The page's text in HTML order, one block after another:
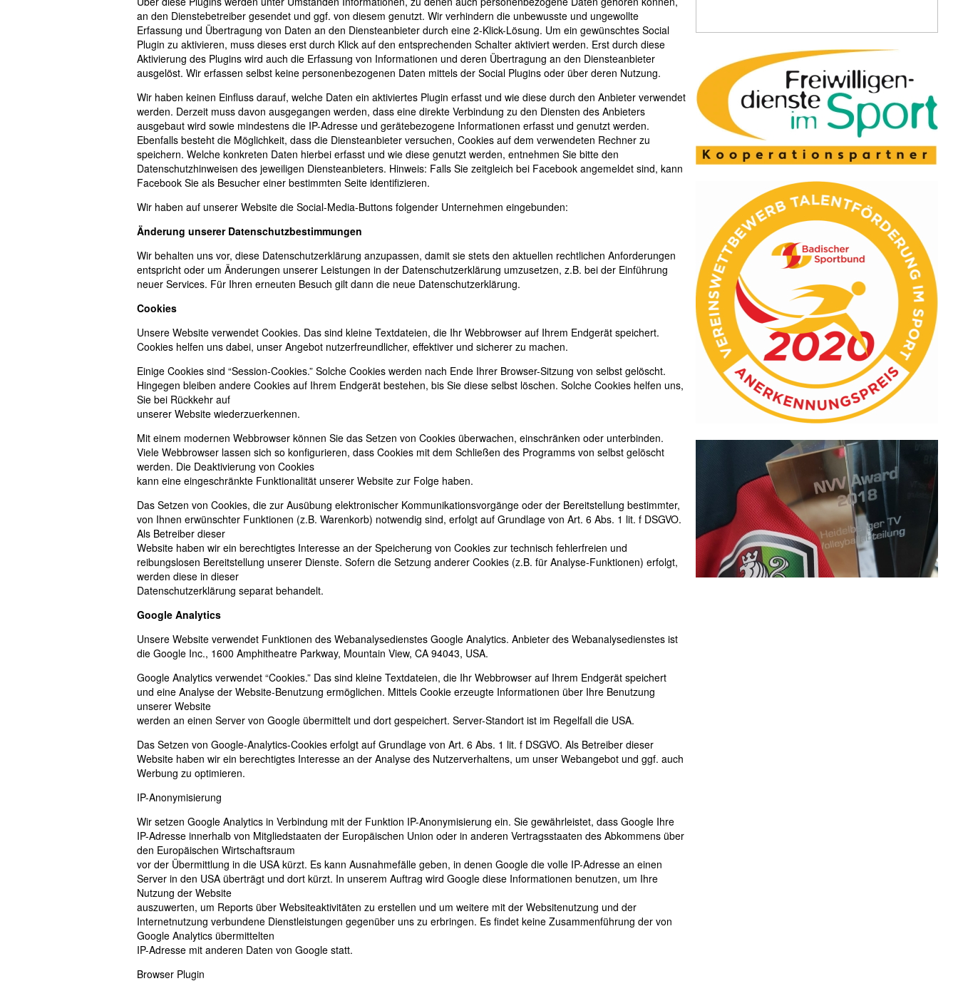
an den Dienstebetreiber gesendet und ggf. von diesem genutzt. Wir verhindern die unbewusste und ungewollte
Erfassung und Übertragung von Daten an den Diensteanbieter durch eine 2-Klick-Lösung. Um ein gewünschtes Social
Plugin zu aktivieren, muss dieses erst durch Klick auf den entsprechenden Schalter aktiviert werden. Erst durch diese
Aktivierung des Plugins wird auch die Erfassung von Informationen und deren Übertragung an den Diensteanbieter
ausgelöst. Wir erfassen selbst keine personenbezogenen Daten mittels der Social Plugins oder über deren Nutzung.
Wir haben keinen Einfluss darauf, welche Daten ein aktiviertes Plugin erfasst und wie diese durch den Anbieter verwendet
werden. Derzeit muss davon ausgegangen werden, dass eine direkte Verbindung zu den Diensten des Anbieters
ausgebaut wird sowie mindestens die IP-Adresse und gerätebezogene Informationen erfasst und genutzt werden.
Ebenfalls besteht die Möglichkeit, dass die Diensteanbieter versuchen, Cookies auf dem verwendeten Rechner zu
speichern. Welche konkreten Daten hierbei erfasst und wie diese genutzt werden, entnehmen Sie bitte den
Datenschutzhinweisen des jeweiligen Diensteanbieters. Hinweis: Falls Sie zeitgleich bei Facebook angemeldet sind, kann
Facebook Sie als Besucher einer bestimmten Seite identifizieren.
Wir haben auf unserer Website die Social-Media-Buttons folgender Unternehmen eingebunden:
Änderung unserer Datenschutzbestimmungen
Wir behalten uns vor, diese Datenschutzerklärung anzupassen, damit sie stets den aktuellen rechtlichen Anforderungen
entspricht oder um Änderungen unserer Leistungen in der Datenschutzerklärung umzusetzen, z.B. bei der Einführung
neuer Services. Für Ihren erneuten Besuch gilt dann die neue Datenschutzerklärung.
Cookies
Unsere Website verwendet Cookies. Das sind kleine Textdateien, die Ihr Webbrowser auf Ihrem Endgerät speichert.
Cookies helfen uns dabei, unser Angebot nutzerfreundlicher, effektiver und sicherer zu machen.
Einige Cookies sind “Session-Cookies.” Solche Cookies werden nach Ende Ihrer Browser-Sitzung von selbst gelöscht.
Hingegen bleiben andere Cookies auf Ihrem Endgerät bestehen, bis Sie diese selbst löschen. Solche Cookies helfen uns,
Sie bei Rückkehr auf
unserer Website wiederzuerkennen.
Mit einem modernen Webbrowser können Sie das Setzen von Cookies überwachen, einschränken oder unterbinden.
Viele Webbrowser lassen sich so konfigurieren, dass Cookies mit dem Schließen des Programms von selbst gelöscht
werden. Die Deaktivierung von Cookies
kann eine eingeschränkte Funktionalität unserer Website zur Folge haben.
Das Setzen von Cookies, die zur Ausübung elektronischer Kommunikationsvorgänge oder der Bereitstellung bestimmter,
von Ihnen erwünschter Funktionen (z.B. Warenkorb) notwendig sind, erfolgt auf Grundlage von Art. 6 Abs. 1 lit. f DSGVO.
Als Betreiber dieser
Website haben wir ein berechtigtes Interesse an der Speicherung von Cookies zur technisch fehlerfreien und
reibungslosen Bereitstellung unserer Dienste. Sofern die Setzung anderer Cookies (z.B. für Analyse-Funktionen) erfolgt,
werden diese in dieser
Datenschutzerklärung separat behandelt.
Google Analytics
Unsere Website verwendet Funktionen des Webanalysedienstes Google Analytics. Anbieter des Webanalysedienstes ist
die Google Inc., 1600 Amphitheatre Parkway, Mountain View, CA 94043, USA.
Google Analytics verwendet “Cookies.” Das sind kleine Textdateien, die Ihr Webbrowser auf Ihrem Endgerät speichert
und eine Analyse der Website-Benutzung ermöglichen. Mittels Cookie erzeugte Informationen über Ihre Benutzung
unserer Website
werden an einen Server von Google übermittelt und dort gespeichert. Server-Standort ist im Regelfall die USA.
Das Setzen von Google-Analytics-Cookies erfolgt auf Grundlage von Art. 6 Abs. 1 lit. f DSGVO. Als Betreiber dieser
Website haben wir ein berechtigtes Interesse an der Analyse des Nutzerverhaltens, um unser Webangebot und ggf. auch
Werbung zu optimieren.
IP-Anonymisierung
Wir setzen Google Analytics in Verbindung mit der Funktion IP-Anonymisierung ein. Sie gewährleistet, dass Google Ihre
IP-Adresse innerhalb von Mitgliedstaaten der Europäischen Union oder in anderen Vertragsstaaten des Abkommens über
den Europäischen Wirtschaftsraum
vor der Übermittlung in die USA kürzt. Es kann Ausnahmefälle geben, in denen Google die volle IP-Adresse an einen
Server in den USA überträgt und dort kürzt. In unserem Auftrag wird Google diese Informationen benutzen, um Ihre
Nutzung der Website
auszuwerten, um Reports über Websiteaktivitäten zu erstellen und um weitere mit der Websitenutzung und der
Internetnutzung verbundene Dienstleistungen gegenüber uns zu erbringen. Es findet keine Zusammenführung der von
Google Analytics übermittelten
IP-Adresse mit anderen Daten von Google statt.
Browser Plugin